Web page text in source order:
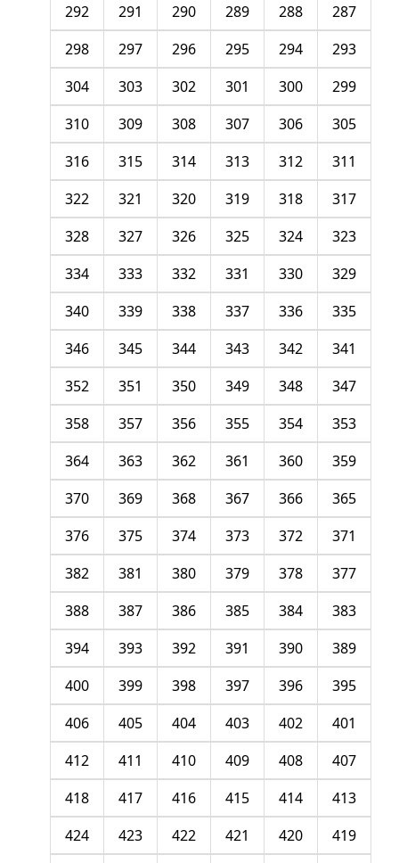
287
288
289
290
291
292
293
294
295
296
297
298
299
300
301
302
303
304
305
306
307
308
309
310
311
312
313
314
315
316
317
318
319
320
321
322
323
324
325
326
327
328
329
330
331
332
333
334
335
336
337
338
339
340
341
342
343
344
345
346
347
348
349
350
351
352
353
354
355
356
357
358
359
360
361
362
363
364
365
366
367
368
369
370
371
372
373
374
375
376
377
378
379
380
381
382
383
384
385
386
387
388
389
390
391
392
393
394
395
396
397
398
399
400
401
402
403
404
405
406
407
408
409
410
411
412
413
414
415
416
417
418
419
420
421
422
423
424